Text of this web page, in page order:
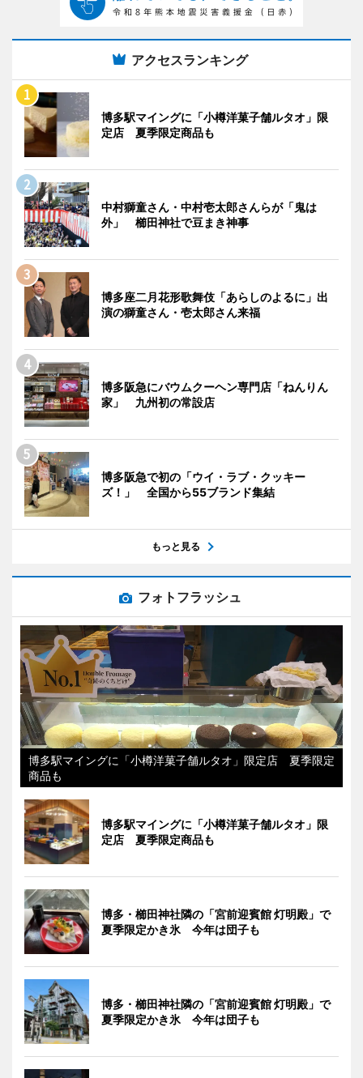
アクセスランキング
博多駅マイングに「小樽洋菓子舗ルタオ」限
定店 夏季限定商品も
中村獅童さん・中村壱太郎さんらが「鬼は
外」 櫛田神社で豆まき神事
博多座二月花形歌舞伎「あらしのよるに」出
演の獅童さん・壱太郎さん来福
博多阪急にバウムクーヘン専門店「ねんりん
家」 九州初の常設店
博多阪急で初の「ウイ・ラブ・クッキー
ズ！」 全国から55ブランド集結
もっと見る
フォトフラッシュ
博多駅マイングに「小樽洋菓子舗ルタオ」限定店 夏季限定
商品も
博多駅マイングに「小樽洋菓子舗ルタオ」限
定店 夏季限定商品も
博多・櫛田神社隣の「宮前迎賓館 灯明殿」で
夏季限定かき氷 今年は団子も
博多・櫛田神社隣の「宮前迎賓館 灯明殿」で
夏季限定かき氷 今年は団子も